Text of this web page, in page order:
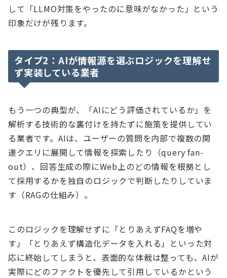
して「LLMO対策をやったのに意味がなかった」という
印象だけが残ります。
タイプ2：AIが情報源を選ぶロジックを理解せ
ず実装している業者
もう一つの典型が、「AIにどう評価されているか」を
解析する技術的な裏付けを持たずに施策を提供してい
る業者です。AIは、ユーザーの質問を内部で複数の関
連クエリに展開して情報を探索したり（query fan-
out）、回答生成の際にWeb上のどの情報を根拠とし
て採用するかを独自のロジックで判断したりしていま
す（RAGの仕組み）。
このロジックを理解せずに「とりあえずFAQを増や
す」「とりあえず構造化データを入れる」といった対
応に終始してしまうと、表面的な体裁は整っても、AIが
実際にどのファクトを優先して引用しているかという